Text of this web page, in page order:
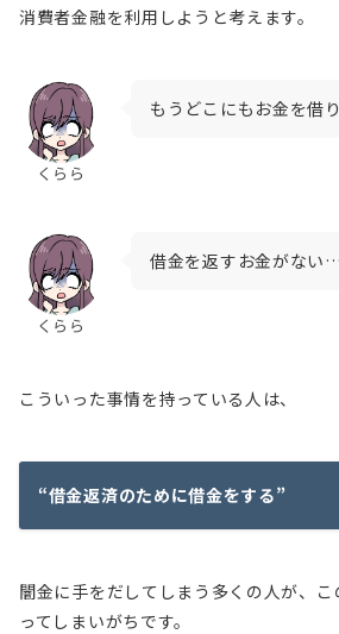
消費者金融を利用しようと考えます。
くらら
もうどこにもお金を借
くらら
借金を返すお金がない…
こういった事情を持っている人は、
“借金返済のために借金をする”
闇金に手をだしてしまう多くの人が、
ってしまいがちです。